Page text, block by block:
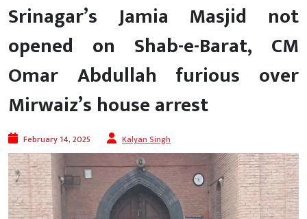
Srinagar’s Jamia Masjid not
opened on Shab-e-Barat, CM
Omar Abdullah furious over
Mirwaiz’s house arrest
February 14, 2025 Kalyan Singh